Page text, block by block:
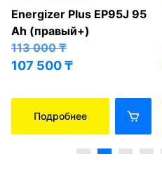
Energizer Plus EP95J 95
Ah (правый+)
113 000₸
107 500₸
Подробнее